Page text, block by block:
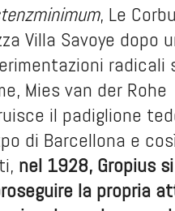
, Le
Villa Savoye dopo
radicali
Mies van der Rohe
il padiglione
di Barcellona e
nel 1928, Gropius
la propria